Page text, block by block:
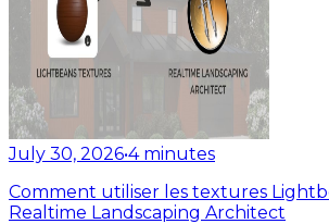
July 30, 2026•4 minutes
Comment utiliser les textures
Realtime Landscaping Architect